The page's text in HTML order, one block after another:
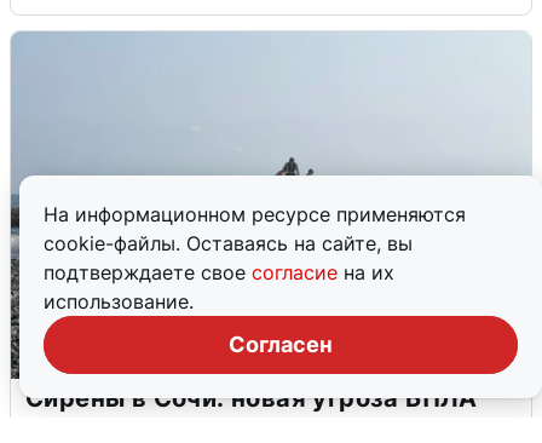
На информационном ресурсе применяются
cookie-файлы. Оставаясь на сайте, вы
подтверждаете свое согласие на их
использование.
Согласен
Сирены в Сочи: новая угроза БПЛА